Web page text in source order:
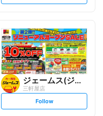
t
l
o
w
ジェームス(ジェームス徳島)
三軒屋店
s
t
Follow